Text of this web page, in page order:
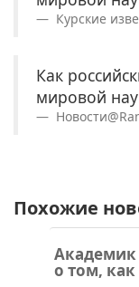
Курские
Как
мировой
Похожие
Академик
о том, как